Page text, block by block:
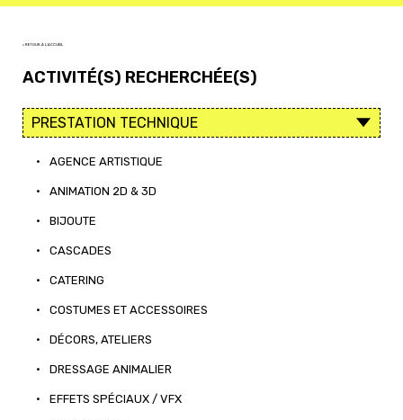
< RETOUR À L'ACCUEIL
ACTIVITÉ(S) RECHERCHÉE(S)
• AGENCE ARTISTIQUE
• ANIMATION 2D & 3D
• BIJOUTE
• CASCADES
• CATERING
• COSTUMES ET ACCESSOIRES
• DÉCORS, ATELIERS
• DRESSAGE ANIMALIER
• EFFETS SPÉCIAUX / VFX